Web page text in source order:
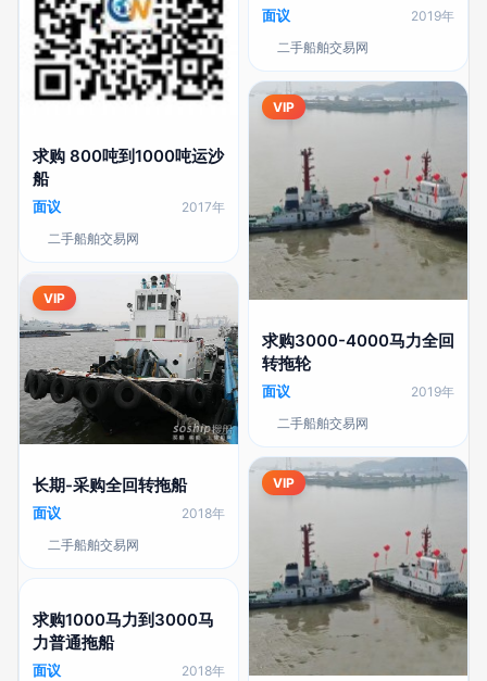
求购 800吨到1000吨运沙
船
面议
2017年
二手船舶交易网
VIP
长期-采购全回转拖船
面议
2018年
二手船舶交易网
求购1000马力到3000马
力普通拖船
面议
2018年
面议
2019年
二手船舶交易网
VIP
求购3000-4000马力全回
转拖轮
面议
2019年
二手船舶交易网
VIP